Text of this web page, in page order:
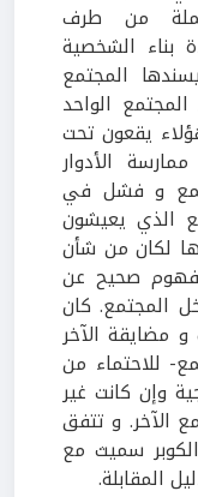
من طرف
بناء الشخصية
المجتمع
الواحد
يقعون تحت
الأدوار
و فشل في
الذي يعيشون
لكان من شأن
صحيح عن
المجتمع. كان
و مضايقة الآخر
للاحتماء من
وإن كانت غير
الآخر. و تتفق
سميث مع
المقابلة.